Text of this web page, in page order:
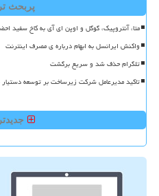
پربحث
متا، آنتروپیک، گوگل و اوپن ای آی به کاخ سفید
واکنش ایرانسل به ابهام درباره ی مصرف اینترنت
تلگرام حذف شد و سریع برگشت
تاکید مدیرعامل شرکت زیرساخت بر توسعه